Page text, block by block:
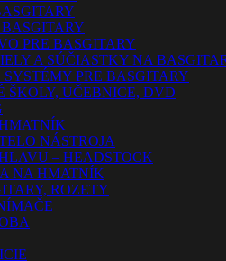
PRE BASGITARY
A SÚČIASTKY NA
PRE BASGITARY
ŠKOLY, UČEBNICE, DVD
NÁSTROJA
– HEADSTOCK
NA HMATNÍK
ROZETY